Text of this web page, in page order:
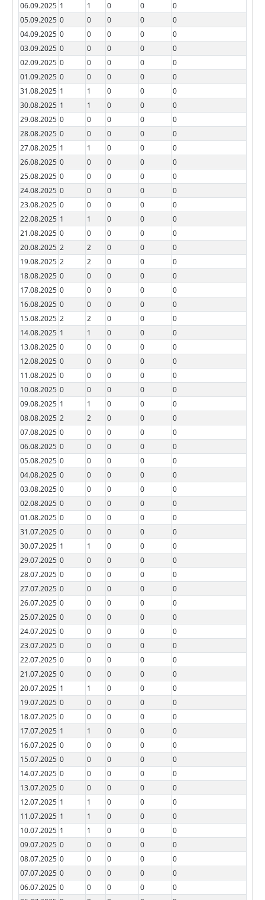
06.09.2025 1 1 0 0
0
05.09.2025 0 0 0 0
0
04.09.2025 0 0 0 0
0
03.09.2025 0 0 0 0
0
02.09.2025 0 0 0 0
0
01.09.2025 0 0 0 0
0
31.08.2025 1 1 0 0
0
30.08.2025 1 1 0 0
0
29.08.2025 0 0 0 0
0
28.08.2025 0 0 0 0
0
27.08.2025 1 1 0 0
0
26.08.2025 0 0 0 0
0
25.08.2025 0 0 0 0
0
24.08.2025 0 0 0 0
0
23.08.2025 0 0 0 0
0
22.08.2025 1 1 0 0
0
21.08.2025 0 0 0 0
0
20.08.2025 2 2 0 0
0
19.08.2025 2 2 0 0
0
18.08.2025 0 0 0 0
0
17.08.2025 0 0 0 0
0
16.08.2025 0 0 0 0
0
15.08.2025 2 2 0 0
0
14.08.2025 1 1 0 0
0
13.08.2025 0 0 0 0
0
12.08.2025 0 0 0 0
0
11.08.2025 0 0 0 0
0
10.08.2025 0 0 0 0
0
09.08.2025 1 1 0 0
0
08.08.2025 2 2 0 0
0
07.08.2025 0 0 0 0
0
06.08.2025 0 0 0 0
0
05.08.2025 0 0 0 0
0
04.08.2025 0 0 0 0
0
03.08.2025 0 0 0 0
0
02.08.2025 0 0 0 0
0
01.08.2025 0 0 0 0
0
31.07.2025 0 0 0 0
0
30.07.2025 1 1 0 0
0
29.07.2025 0 0 0 0
0
28.07.2025 0 0 0 0
0
27.07.2025 0 0 0 0
0
26.07.2025 0 0 0 0
0
25.07.2025 0 0 0 0
0
24.07.2025 0 0 0 0
0
23.07.2025 0 0 0 0
0
22.07.2025 0 0 0 0
0
21.07.2025 0 0 0 0
0
20.07.2025 1 1 0 0
0
19.07.2025 0 0 0 0
0
18.07.2025 0 0 0 0
0
17.07.2025 1 1 0 0
0
16.07.2025 0 0 0 0
0
15.07.2025 0 0 0 0
0
14.07.2025 0 0 0 0
0
13.07.2025 0 0 0 0
0
12.07.2025 1 1 0 0
0
11.07.2025 1 1 0 0
0
10.07.2025 1 1 0 0
0
09.07.2025 0 0 0 0
0
08.07.2025 0 0 0 0
0
07.07.2025 0 0 0 0
0
06.07.2025 0 0 0 0
0